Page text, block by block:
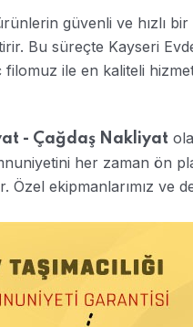
güvenli ve hızlı
Bu süreçte Kayseri
ile en kaliteli
- Çağdaş Nakliyat
her zaman ön
Özel ekipmanlarımız ve